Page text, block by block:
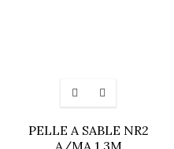
PELLE A SABLE NR2